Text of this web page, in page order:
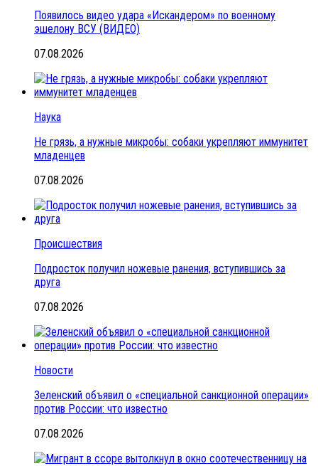
Появилось видео удара «Искандером» по военному
эшелону ВСУ (ВИДЕО)
07.08.2026
Наука
Не грязь, а нужные микробы: собаки укрепляют иммунитет
младенцев
07.08.2026
Происшествия
Подросток получил ножевые ранения, вступившись за
друга
07.08.2026
Новости
Зеленский объявил о «специальной санкционной операции»
против России: что известно
07.08.2026